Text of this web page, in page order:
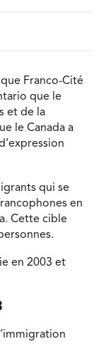
Franco-Cité
que le
et de la
le Canada a
qui se
en
Cette cible
en 2003 et